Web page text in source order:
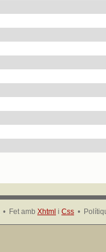
• Fet amb Xhtml i Css •